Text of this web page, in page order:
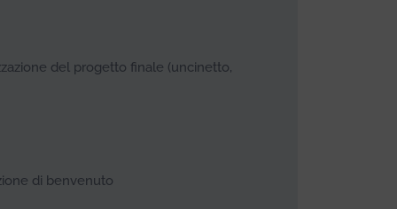
del progetto finale (uncinetto,
di benvenuto